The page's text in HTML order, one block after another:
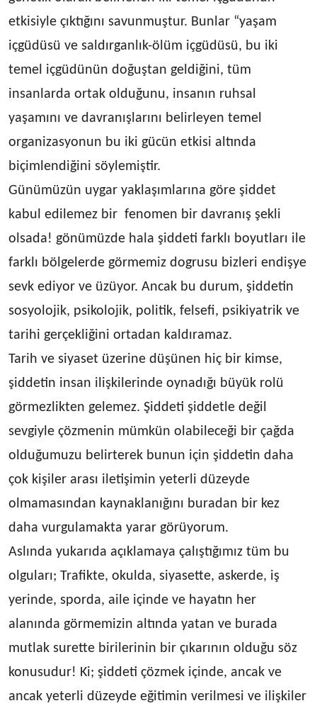
etkisiyle çıktığını savunmuştur. Bunlar “yaşam
içgüdüsü ve saldırganlık-ölüm içgüdüsü, bu iki
temel içgüdünün doğuştan geldiğini, tüm
insanlarda ortak olduğunu, insanın ruhsal
yaşamını ve davranışlarını belirleyen temel
organizasyonun bu iki gücün etkisi altında
biçimlendiğini söylemiştir.
Günümüzün uygar yaklaşımlarına göre şiddet
kabul edilemez bir fenomen bir davranış şekli
olsada! gönümüzde hala şiddeti farklı boyutları ile
farklı bölgelerde görmemiz dogrusu bizleri endişye
sevk ediyor ve üzüyor. Ancak bu durum, şiddetin
sosyolojik, psikolojik, politik, felsefi, psikiyatrik ve
tarihi gerçekliğini ortadan kaldıramaz.
Tarih ve siyaset üzerine düşünen hiç bir kimse,
şiddetin insan ilişkilerinde oynadığı büyük rolü
görmezlikten gelemez. Şiddeti şiddetle değil
sevgiyle çözmenin mümkün olabileceği bir çağda
olduğumuzu belirterek bunun için şiddetin daha
çok kişiler arası iletişimin yeterli düzeyde
olmamasından kaynaklanığını buradan bir kez
daha vurgulamakta yarar görüyorum.
Aslında yukarıda açıklamaya çalıştığımız tüm bu
olguları; Trafikte, okulda, siyasette, askerde, iş
yerinde, sporda, aile içinde ve hayatın her
alanında görmemizin altında yatan ve burada
mutlak surette birilerinin bir çıkarının olduğu söz
konusudur! Ki; şiddeti çözmek içinde, ancak ve
ancak yeterli düzeyde eğitimin verilmesi ve ilişkiler